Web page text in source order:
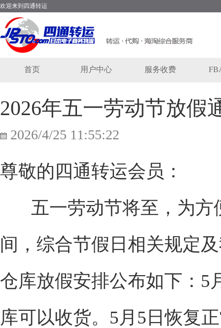
欢迎来到四通转运
首页 用户中心 服务收费
2026年五一劳动节放假
2026/4/25 11:55:22
尊敬的四通转运会员：
五一劳动节将至，为方
间，综合节假日相关规定
仓库放假安排公布如下：5
库可以收货。5月5日恢复